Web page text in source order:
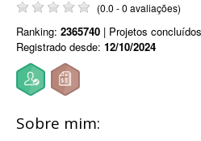
(0.0 - 0 avaliações)
Ranking: 2365740 | Projetos
Registrado desde: 12/10/2024
Sobre mim: